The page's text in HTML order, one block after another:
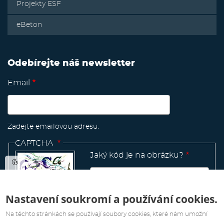
Projekty ESF
eBeton
Odebírejte náš newsletter
Email
Zadejte emailovou adresu.
CAPTCHA
Jaký kód je na obrázku?
Manage
existing
Nastavení soukromí a používání cookies.
Na těchto stránkách se používají soubory cookies, které nám umožní